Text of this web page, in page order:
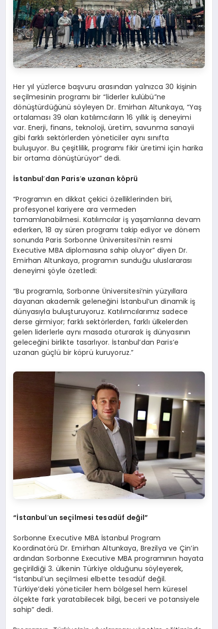
Her yıl yüzlerce başvuru arasından yalnızca 30 kişinin
seçilmesinin programı bir “liderler kulübü”ne
dönüştürdüğünü söyleyen Dr. Emirhan Altunkaya, “Yaş
ortalaması 39 olan katılımcıların 16 yıllık iş deneyimi
var. Enerji, finans, teknoloji, üretim, savunma sanayii
gibi farklı sektörlerden yöneticiler aynı sınıfta
buluşuyor. Bu çeşitlilik, programı fikir üretimi için harika
bir ortama dönüştürüyor” dedi.
İstanbul’dan Paris’e uzanan köprü
“Programın en dikkat çekici özelliklerinden biri,
profesyonel kariyere ara vermeden
tamamlanabilmesi. Katılımcılar iş yaşamlarına devam
ederken, 18 ay süren programı takip ediyor ve dönem
sonunda Paris Sorbonne Üniversitesi’nin resmi
Executive MBA diplomasına sahip oluyor” diyen Dr.
Emirhan Altunkaya, programın sunduğu uluslararası
deneyimi şöyle özetledi:
“Bu programla, Sorbonne Üniversitesi’nin yüzyıllara
dayanan akademik geleneğini İstanbul’un dinamik iş
dünyasıyla buluşturuyoruz. Katılımcılarımız sadece
derse girmiyor; farklı sektörlerden, farklı ülkelerden
gelen liderlerle aynı masada oturarak iş dünyasının
geleceğini birlikte tasarlıyor. İstanbul’dan Paris’e
uzanan güçlü bir köprü kuruyoruz.”
“İstanbul’un seçilmesi tesadüf değil”
Sorbonne Executive MBA İstanbul Program
Koordinatörü Dr. Emirhan Altunkaya, Brezilya ve Çin’in
ardından Sorbonne Executive MBA programının hayata
geçirildiği 3. ülkenin Türkiye olduğunu söyleyerek,
“İstanbul’un seçilmesi elbette tesadüf değil.
Türkiye’deki yöneticiler hem bölgesel hem küresel
ölçekte fark yaratabilecek bilgi, beceri ve potansiyele
sahip” dedi.